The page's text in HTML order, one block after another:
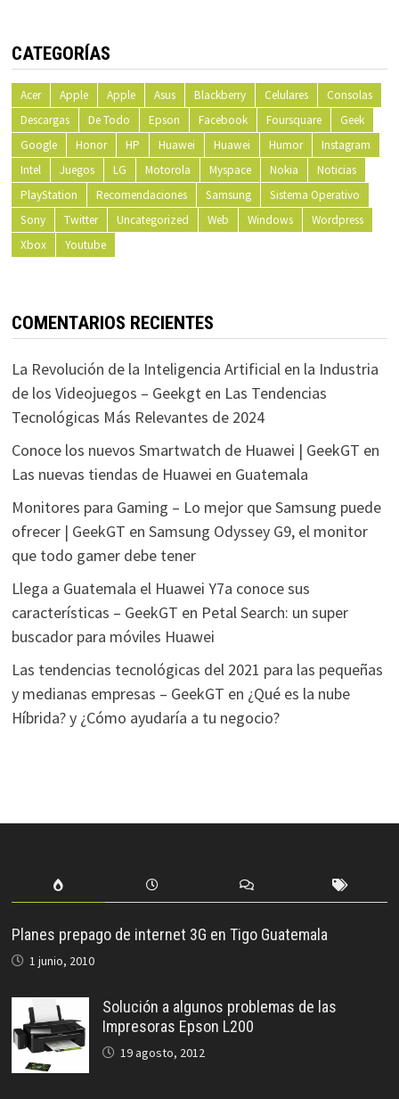
CATEGORÍAS
Acer Apple Apple Asus Blackberry Celulares
Consolas
Descargas
De Todo Epson Facebook Foursquare
Geek
Google
Honor HP Huawei Huawei Humor
Instagram
Intel
Juegos LG Motorola Myspace Nokia
Noticias
PlayStation
Recomendaciones Samsung
Sistema Operativo
Sony
Twitter Uncategorized Web Windows
Wordpress
Xbox
Youtube
COMENTARIOS RECIENTES
La Revolución de la Inteligencia Artificial en la Industria
de los Videojuegos – Geekgten Las Tendencias
Tecnológicas Más Relevantes de 2024
Conoce los nuevos Smartwatch de Huawei | GeekGT en
Las nuevas tiendas de Huawei en Guatemala
Monitores para Gaming – Lo mejor que Samsung puede
ofrecer | GeekGT en Samsung Odyssey G9, el monitor
que todo gamer debe tener
Llega a Guatemala el Huawei Y7a conoce sus
características – GeekGT en Petal Search: un super
buscador para móviles Huawei
Las tendencias tecnológicas del 2021 para las pequeñas
y medianas empresas – GeekGT en ¿Qué es la nube
Híbrida? y ¿Cómo ayudaría a tu negocio?
Planes prepago de internet 3G en Tigo Guatemala
1 junio, 2010
Solución a algunos problemas de las
Impresoras Epson L200
19 agosto, 2012